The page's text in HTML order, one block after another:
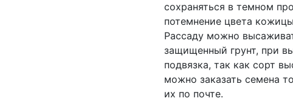
сохраняться в темном
потемнение цвета
Рассаду можно
защищенный грунт, при
подвязка, так как сорт
можно заказать семена
их по почте.